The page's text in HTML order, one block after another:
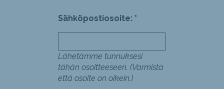
Sähköpostiosoite:
Lähetämme tunnuksesi
tähän osoitteeseen. (Varmista
että osoite on oikein.)